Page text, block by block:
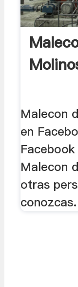
Malecon
en
Malecon
otras